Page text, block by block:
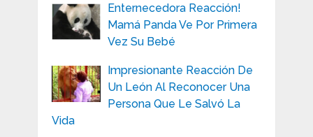
Enternecedora Reacción!
Mamá Panda Ve Por Primera
Vez Su Bebé
Impresionante Reacción De
Un León Al Reconocer Una
Persona Que Le Salvó La
Vida